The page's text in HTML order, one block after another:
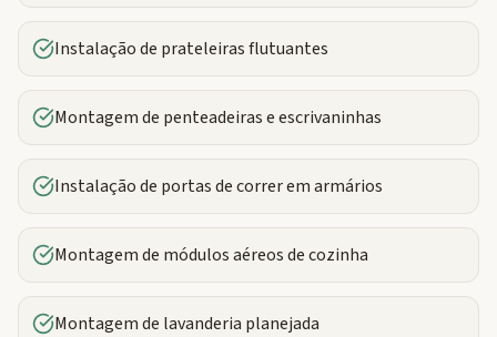
Instalação de prateleiras flutuantes
Montagem de penteadeiras e escrivaninhas
Instalação de portas de correr em armários
Montagem de módulos aéreos de cozinha
Montagem de lavanderia planejada